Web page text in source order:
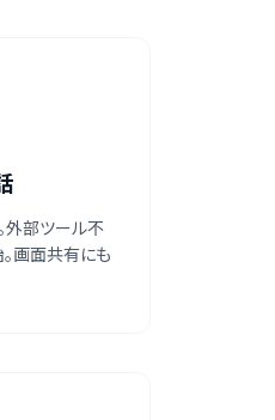
外部ツール不
画面共有にも